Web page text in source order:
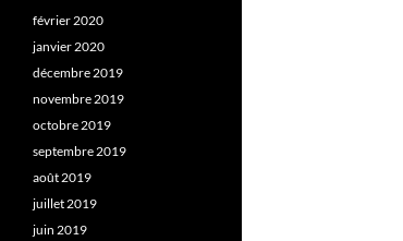
février 2020
janvier 2020
décembre 2019
novembre 2019
octobre 2019
septembre 2019
août 2019
juillet 2019
juin 2019